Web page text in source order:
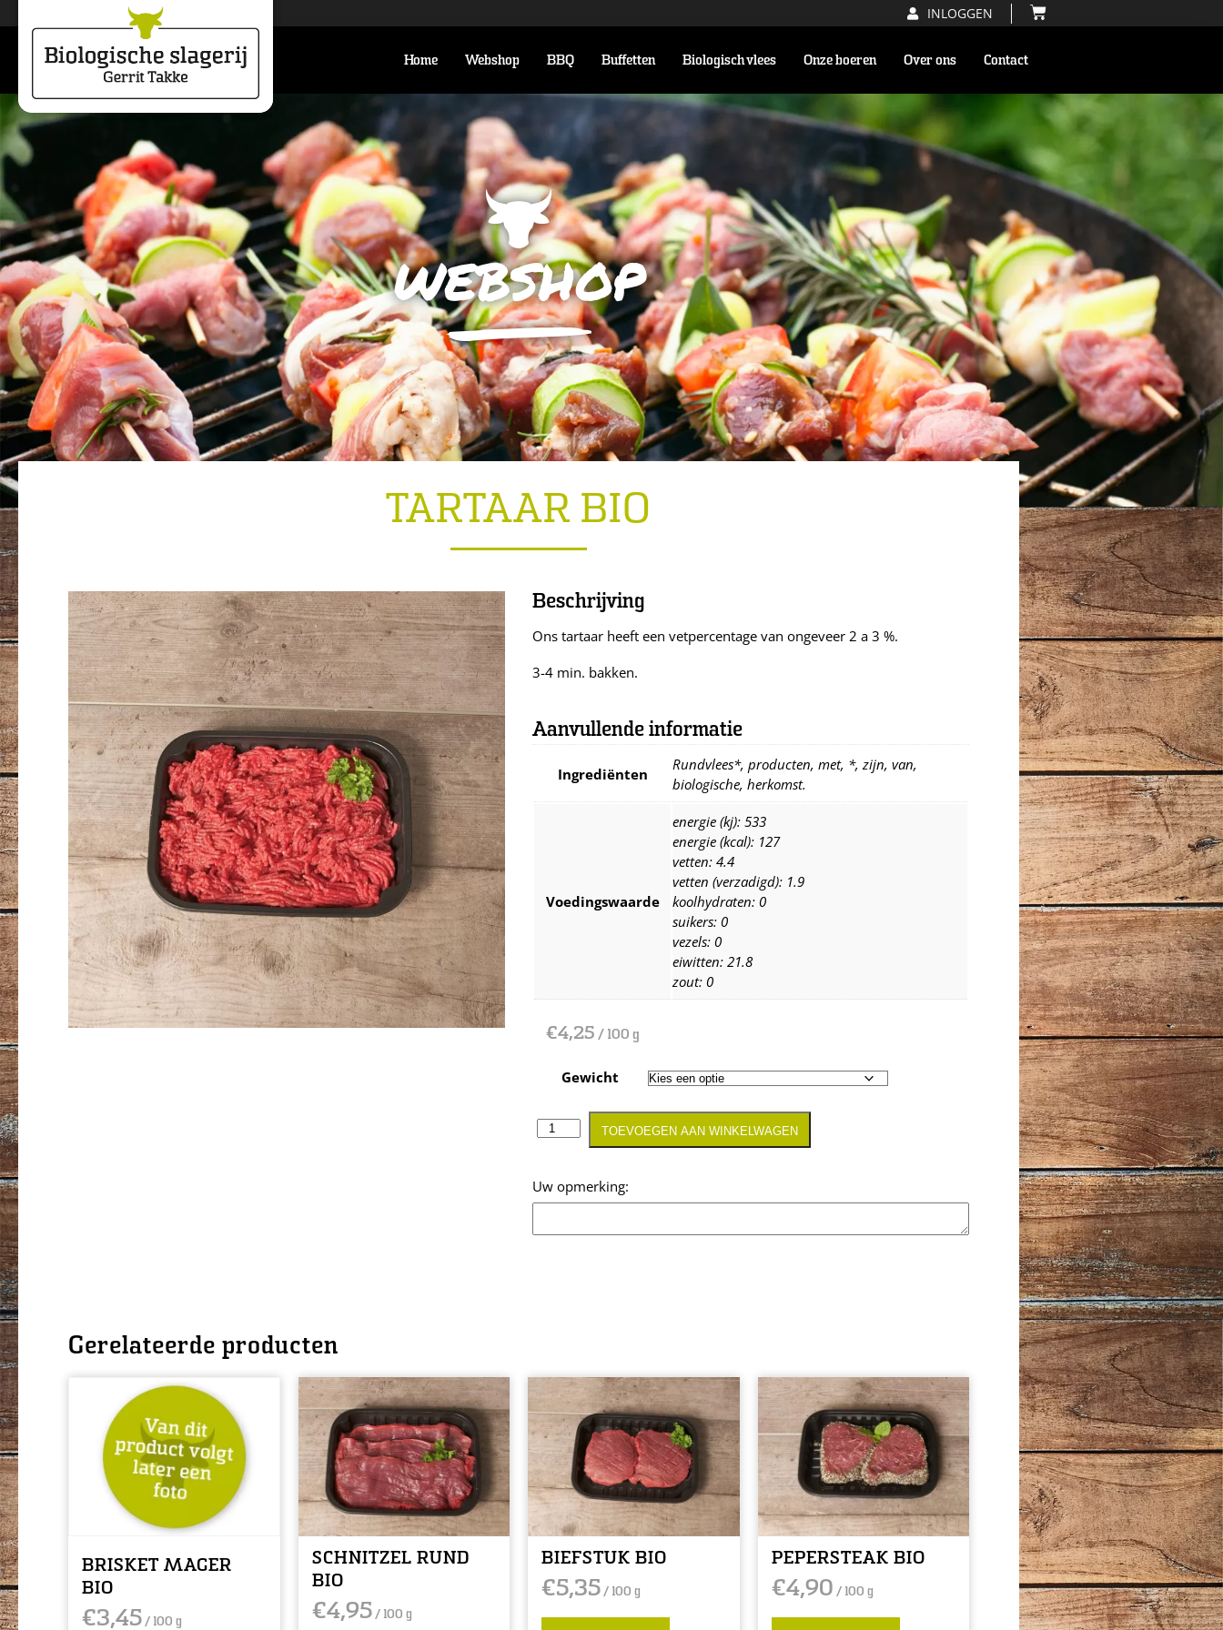
INLOGGEN
Home Webshop BBQ Buffetten Biologisch vlees Onze boeren Over ons Contact
webshop
TARTAAR BIO
Beschrijving
Ons tartaar heeft een vetpercentage van ongeveer 2 a 3 %.
3-4 min. bakken.
Aanvullende informatie
Ingrediënten
Rundvlees*, producten, met, *, zijn, van,
biologische, herkomst.
Voedingswaarde
energie (kj): 533
energie (kcal): 127
vetten: 4.4
vetten (verzadigd): 1.9
koolhydraten: 0
suikers: 0
vezels: 0
eiwitten: 21.8
zout: 0
€4,25 / 100 g
Gewicht
Opmerking
TOEVOEGEN AAN WINKELWAGEN
Gerelateerde producten
BRISKET MAGER
BIO
€3,45/ 100 g
SCHNITZEL RUND
BIO
€4,95/ 100 g
BIEFSTUK BIO
€5,35/ 100 g
PEPERSTEAK BIO
€4,90 / 100 g